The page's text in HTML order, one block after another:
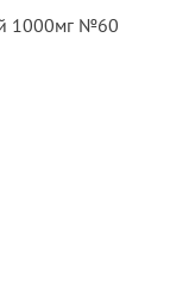
1000мг №60